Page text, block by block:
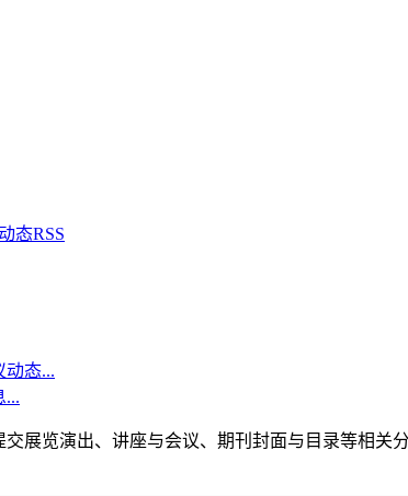
动态...
...
展览演出、讲座与会议、期刊封面与目录等相关